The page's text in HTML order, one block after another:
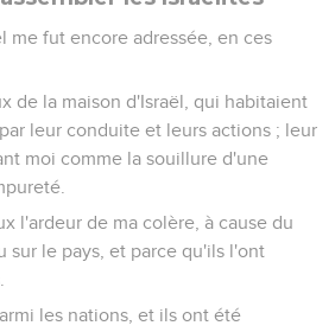
me fut encore adressée, en ces
de la maison d'Israël, qui habitaient
leur conduite et leurs actions ; leur
moi comme la souillure d'une
l'ardeur de ma colère, à cause du
sur le pays, et parce qu'ils l'ont
les nations, et ils ont été